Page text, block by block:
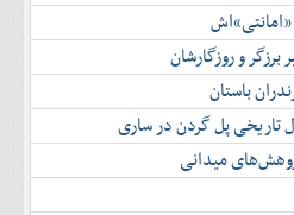
برزگر و روزگارشان
باستان
تاریخی پل گردن در ساری
میدانی